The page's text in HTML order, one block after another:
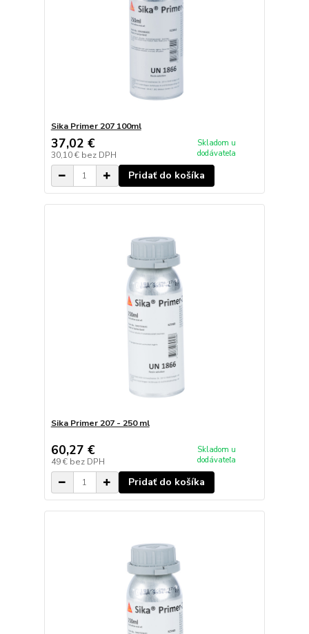
Sika Primer 207 100ml
37,02 €
30,10 € bez DPH
Skladom u
dodávateľa
Pridať do košíka
Sika Primer 207 - 250 ml
60,27 €
49 € bez DPH
Skladom u
dodávateľa
Pridať do košíka